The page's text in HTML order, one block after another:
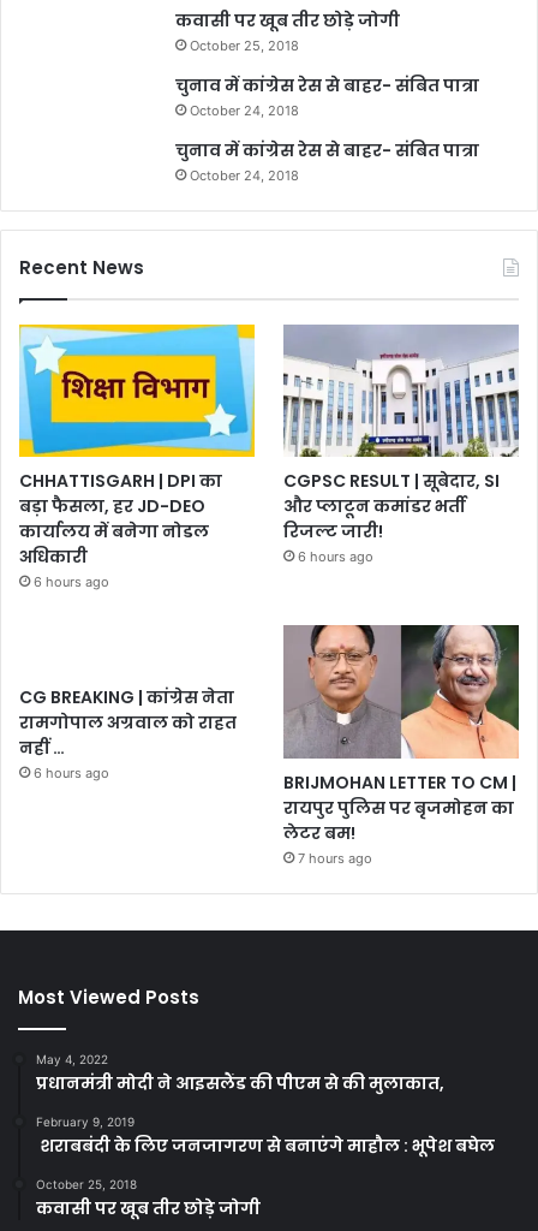
कवासी पर खूब तीर छोड़े जोगी
October 25, 2018
चुनाव में कांग्रेस रेस से बाहर- संबित पात्रा
October 24, 2018
चुनाव में कांग्रेस रेस से बाहर- संबित पात्रा
October 24, 2018
Recent News
CHHATTISGARH | DPI का
बड़ा फैसला, हर JD-DEO
कार्यालय में बनेगा नोडल
अधिकारी
6 hours ago
CGPSC RESULT | सूबेदार, SI
और प्लाटून कमांडर भर्ती
रिजल्ट जारी!
6 hours ago
CG BREAKING | कांग्रेस नेता
रामगोपाल अग्रवाल को राहत
नहीं …
6 hours ago
BRIJMOHAN LETTER TO CM |
रायपुर पुलिस पर बृजमोहन का
लेटर बम!
7 hours ago
Most Viewed Posts
May 4, 2022
प्रधानमंत्री मोदी ने आइसलैंड की पीएम से की मुलाकात,
February 9, 2019
शराबबंदी के लिए जनजागरण से बनाएंगे माहौल : भूपेश बघेल
October 25, 2018
कवासी पर खूब तीर छोड़े जोगी